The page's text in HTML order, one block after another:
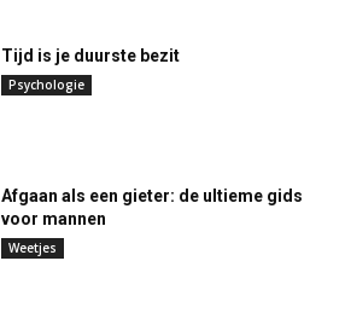
Tijd is je duurste bezit
Psychologie
Afgaan als een gieter: de ultieme gids
voor mannen
Weetjes